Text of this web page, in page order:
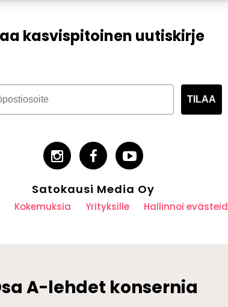
kasvispitoinen uutiskirje
TILAA
Satokausi Media Oy
Kokemuksia Yrityksille Hallinnoi
A-lehdet konsernia